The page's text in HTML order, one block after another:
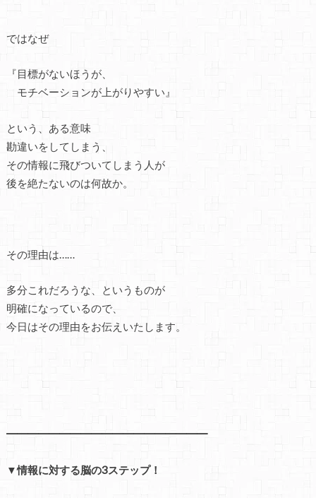
ではなぜ
『目標がないほうが、
モチベーションが上がりやすい』
という、ある意味
勘違いをしてしまう、
その情報に飛びついてしまう人が
後を絶たないのは何故か。
その理由は……
多分これだろうな、というものが
明確になっているので、
今日はその理由をお伝えいたします。
━━━━━━━━━━━━━━━━━━━
▼情報に対する脳の3ステップ！